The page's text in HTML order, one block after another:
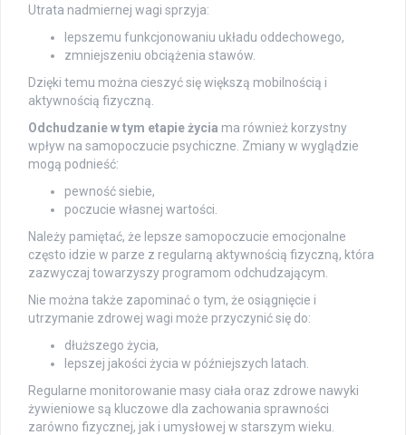
Utrata nadmiernej wagi sprzyja:
lepszemu funkcjonowaniu układu oddechowego,
zmniejszeniu obciążenia stawów.
Dzięki temu można cieszyć się większą mobilnością i
aktywnością fizyczną.
Odchudzanie w tym etapie życia ma również korzystny
wpływ na samopoczucie psychiczne. Zmiany w wyglądzie
mogą podnieść:
pewność siebie,
poczucie własnej wartości.
Należy pamiętać, że lepsze samopoczucie emocjonalne
często idzie w parze z regularną aktywnością fizyczną, która
zazwyczaj towarzyszy programom odchudzającym.
Nie można także zapominać o tym, że osiągnięcie i
utrzymanie zdrowej wagi może przyczynić się do:
dłuższego życia,
lepszej jakości życia w późniejszych latach.
Regularne monitorowanie masy ciała oraz zdrowe nawyki
żywieniowe są kluczowe dla zachowania sprawności
zarówno fizycznej, jak i umysłowej w starszym wieku.